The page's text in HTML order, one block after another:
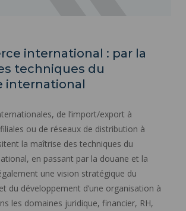
international : par la
techniques du
international
de l’import/export à
ou de réseaux de distribution à
la maîtrise des techniques du
en passant par la douane et la
une vision stratégique du
du développement d’une organisation à
les domaines juridique, financier, RH,